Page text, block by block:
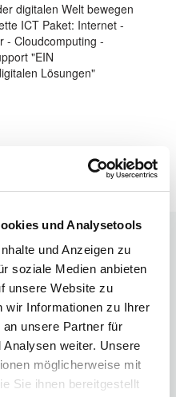
und Analysetools
und Anzeigen zu
soziale Medien anbieten
unsere Website zu
wir Informationen zu Ihrer
unsere Partner für
weiter. Unsere
möglicherweise mit
Sie ihnen bereitgestellt
digitalen Welt bewegen
ICT Paket: Internet -
- Cloudcomputing -
"EIN
Lösungen"
- Alles aus einer Hand